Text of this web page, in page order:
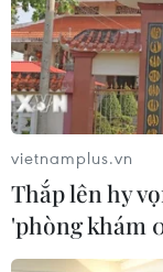
vietnamplus.vn
Thắp lên hy
'phòng khám